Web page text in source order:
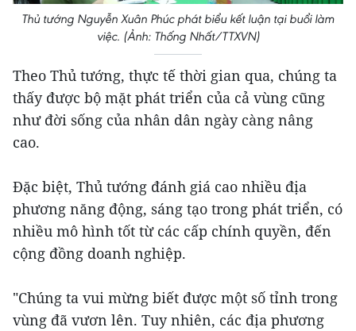
Thủ tướng Nguyễn Xuân Phúc phát biểu kết luận tại buổi làm
việc. (Ảnh: Thống Nhất/TTXVN)
Theo Thủ tướng, thực tế thời gian qua, chúng ta
thấy được bộ mặt phát triển của cả vùng cũng
như đời sống của nhân dân ngày càng nâng
cao.
Đặc biệt, Thủ tướng đánh giá cao nhiều địa
phương năng động, sáng tạo trong phát triển, có
nhiều mô hình tốt từ các cấp chính quyền, đến
cộng đồng doanh nghiệp.
"Chúng ta vui mừng biết được một số tỉnh trong
vùng đã vươn lên. Tuy nhiên, các địa phương